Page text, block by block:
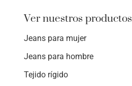
Ver nuestros productos
Jeans para mujer
Jeans para hombre
Tejido rígido